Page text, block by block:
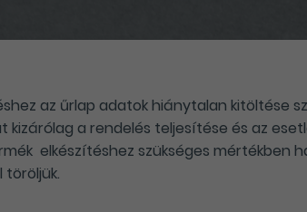
az űrlap adatok hiánytalan kitöltése
kizárólag a rendelés teljesítése és az
elkészítéshez szükséges